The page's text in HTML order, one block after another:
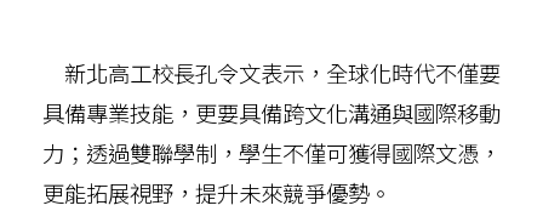
新北高工校長孔令文表示，全球化時代不僅要
具備專業技能，更要具備跨文化溝通與國際移動
力；透過雙聯學制，學生不僅可獲得國際文憑，
更能拓展視野，提升未來競爭優勢。